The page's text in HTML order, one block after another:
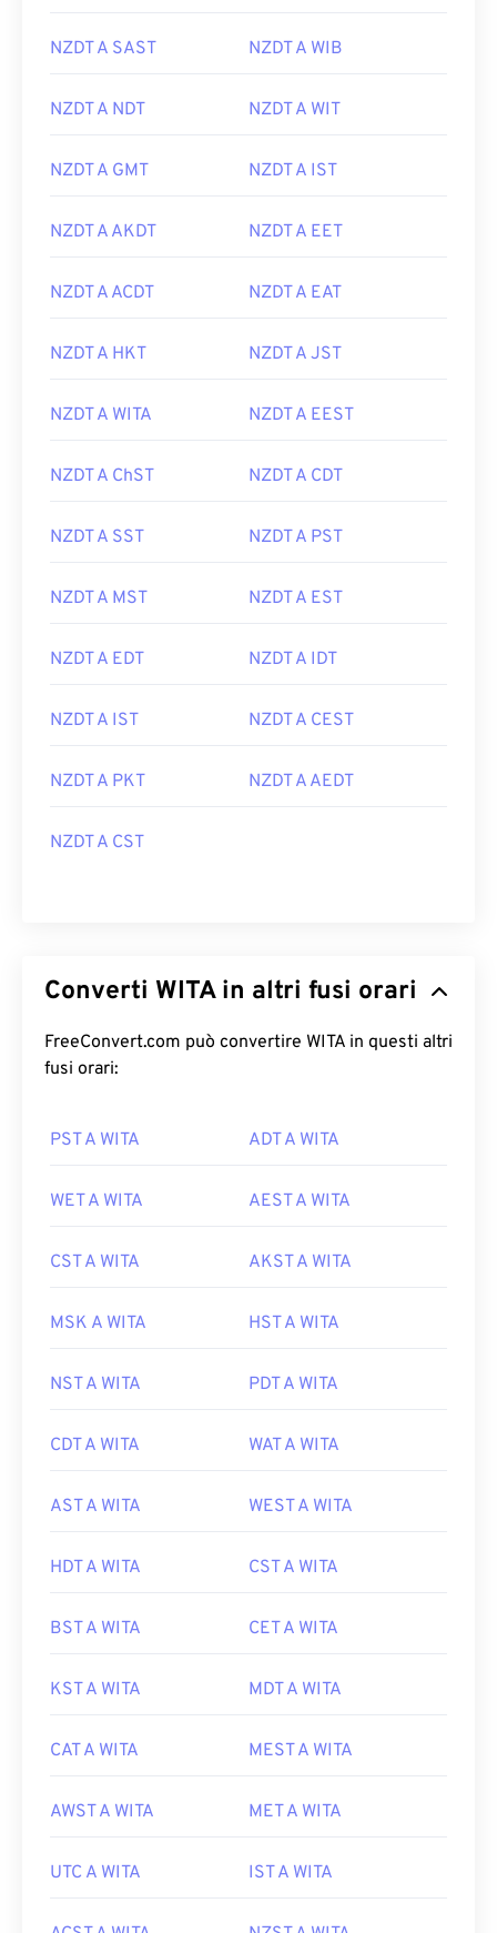
NZDT A SAST NZDT A WIB
NZDT A NDT NZDT A WIT
NZDT A GMT NZDT A IST
NZDT A AKDT NZDT A EET
NZDT A ACDT NZDT A EAT
NZDT A HKT NZDT A JST
NZDT A WITA NZDT A EEST
NZDT A ChST NZDT A CDT
NZDT A SST NZDT A PST
NZDT A MST NZDT A EST
NZDT A EDT NZDT A IDT
NZDT A IST NZDT A CEST
NZDT A PKT NZDT A AEDT
NZDT A CST
Converti WITA in altri fusi orari
FreeConvert.com può convertire WITA in questi altri
fusi orari:
PST A WITA ADT A WITA
WET A WITA AEST A WITA
CST A WITA AKST A WITA
MSK A WITA HST A WITA
NST A WITA PDT A WITA
CDT A WITA WAT A WITA
AST A WITA WEST A WITA
HDT A WITA CST A WITA
BST A WITA CET A WITA
KST A WITA MDT A WITA
CAT A WITA MEST A WITA
AWST A WITA MET A WITA
UTC A WITA IST A WITA